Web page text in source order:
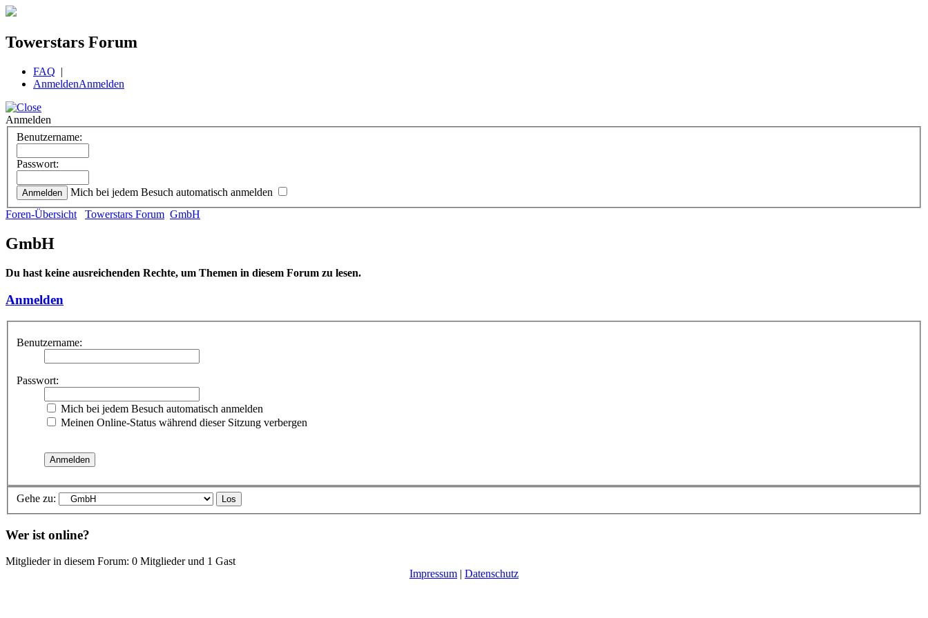
Towerstars Forum
FAQ |
AnmeldenAnmelden
Anmelden
Benutzername:
Passwort:
Mich bei jedem Besuch automatisch anmelden
Foren-Übersicht
Towerstars Forum GmbH
GmbH
Du hast keine ausreichenden Rechte, um Themen in diesem Forum zu lesen.
Anmelden
Benutzername:
Passwort:
Mich bei jedem Besuch automatisch anmelden
Meinen Online-Status während dieser Sitzung verbergen
Gehe zu:
Wer ist online?
Mitglieder in diesem Forum: 0 Mitglieder und 1 Gast
Impressum | Datenschutz